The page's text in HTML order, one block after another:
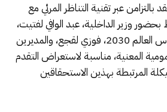
بالتزامن عبر تقنية التناظر المرئي مع
بحضور وزير الداخلية، عبد الوافي لفتيت،
وبحضور رئيس لجنة كأس العالم 2030، فوزي لقجع، والمديرين
المعنية، مناسبة لاستعراض التقدم
المرتبطة بهذين الاستحقاقين